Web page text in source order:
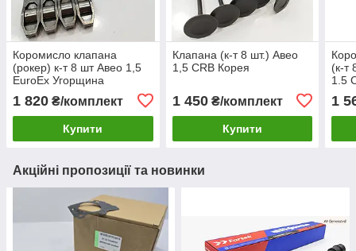
Коромисло клапана
(рокер) к-т 8 шт Авео 1,5
EuroEx Угорщина
1 820 ₴/комплект
Купити
Клапана (к-т 8 шт.) Авео
1,5 CRB Корея
1 450₴/комплект
Купити
(к-т
1.5
1
Акційні пропозиції та новинки